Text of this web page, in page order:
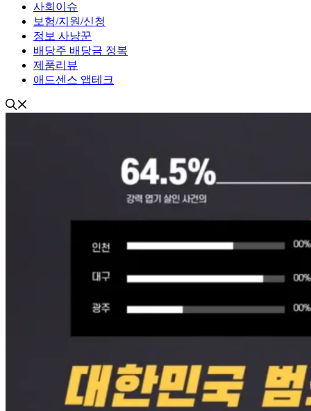
사회이슈
보험/지원/신청
정보 사냥꾼
배당주 배당금 정복
제품리뷰
애드센스 앱테크